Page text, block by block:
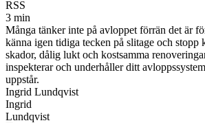
RSS
3 min
Många tänker inte på avloppet förrän det är
känna igen tidiga tecken på slitage och stopp
skador, dålig lukt och kostsamma
inspekterar och underhåller ditt
uppstår.
Ingrid Lundqvist
Ingrid
Lundqvist